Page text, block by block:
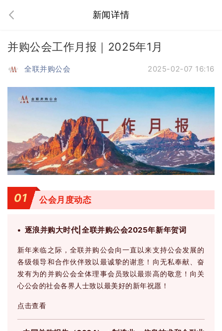
新闻详情
并购公会工作月报｜2025年1月
全联并购公会 2025-02-07 16:16
01 公会月度动态
• 逐浪并购大时代|全联并购公会2025年新年贺词
新年来临之际，全联并购公会向一直以来支持公会发展的
各级领导和合作伙伴致以最诚挚的谢意！向无私奉献、奋
发有为的并购公会全体理事会员致以最崇高的敬意！向关
心公会的社会各界人士致以最美好的新年祝愿！
点击查看